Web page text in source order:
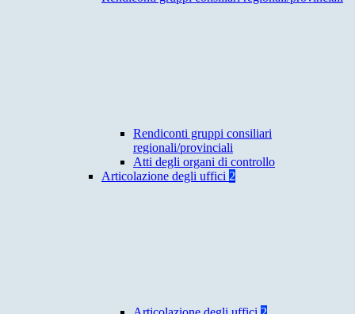
Rendiconti gruppi consiliari
regionali/provinciali
Atti degli organi di controllo
Articolazione degli uffici 2